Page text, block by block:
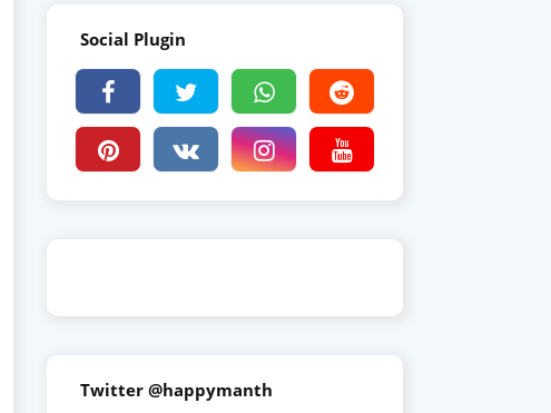
Social Plugin
Twitter @happymanth